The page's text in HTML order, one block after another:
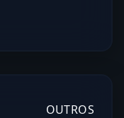
OUTROS